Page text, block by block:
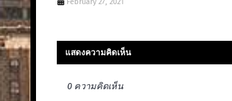
February 27, 2021
แสดงความคิดเห็น
0 ความคิดเห็น